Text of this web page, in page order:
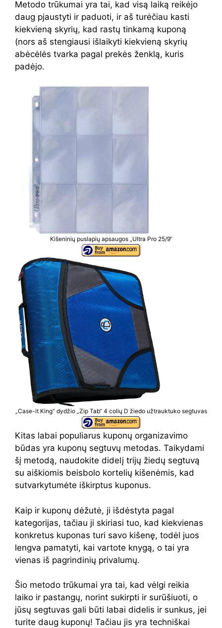
Metodo trūkumai yra tai, kad visą laiką reikėjo
daug pjaustyti ir paduoti, ir aš turėčiau kasti
kiekvieną skyrių, kad rastų tinkamą kuponą
(nors aš stengiausi išlaikyti kiekvieną skyrių
abėcėlės tvarka pagal prekės ženklą, kuris
padėjo.
Kišeninių puslapių apsaugos „Ultra Pro 25/9“
„Case-it King“ dydžio „Zip Tab“ 4 colių D žiedo užtrauktuko segtuvas
Kitas labai populiarus kuponų organizavimo
būdas yra kuponų segtuvų metodas. Taikydami
šį metodą, naudokite didelį trijų žiedų segtuvą
su aiškiomis beisbolo kortelių kišenėmis, kad
sutvarkytumėte iškirptus kuponus.
Kaip ir kuponų dėžutė, ji išdėstyta pagal
kategorijas, tačiau ji skiriasi tuo, kad kiekvienas
konkretus kuponas turi savo kišenę, todėl juos
lengva pamatyti, kai vartote knygą, o tai yra
vienas iš pagrindinių privalumų.
Šio metodo trūkumai yra tai, kad vėlgi reikia
laiko ir pastangų, norint sukirpti ir surūšiuoti, o
jūsų segtuvas gali būti labai didelis ir sunkus, jei
turite daug kuponų! Tačiau jis yra techniškai